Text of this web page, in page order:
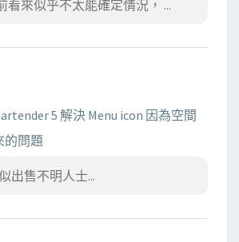
看來似乎不太能確定情況， ...
5 解決 Menu icon 因為空間
的問題
出售不明人士...